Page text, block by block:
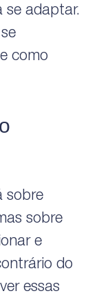
se adaptar.
como
sobre
sobre
e
do
essas